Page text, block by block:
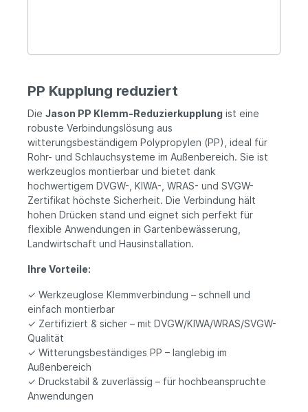
PP Kupplung reduziert
Die Jason PP Klemm-Reduzierkupplung ist eine
robuste Verbindungslösung aus
witterungsbeständigem Polypropylen (PP), ideal für
Rohr- und Schlauchsysteme im Außenbereich. Sie ist
werkzeuglos montierbar und bietet dank
hochwertigem DVGW-, KIWA-, WRAS- und SVGW-
Zertifikat höchste Sicherheit. Die Verbindung hält
hohen Drücken stand und eignet sich perfekt für
flexible Anwendungen in Gartenbewässerung,
Landwirtschaft und Hausinstallation.
Ihre Vorteile:
✓ Werkzeuglose Klemmverbindung – schnell und
einfach montierbar
✓ Zertifiziert & sicher – mit DVGW/KIWA/WRAS/SVGW-
Qualität
✓ Witterungsbeständiges PP – langlebig im
Außenbereich
✓ Druckstabil & zuverlässig – für hochbeanspruchte
Anwendungen